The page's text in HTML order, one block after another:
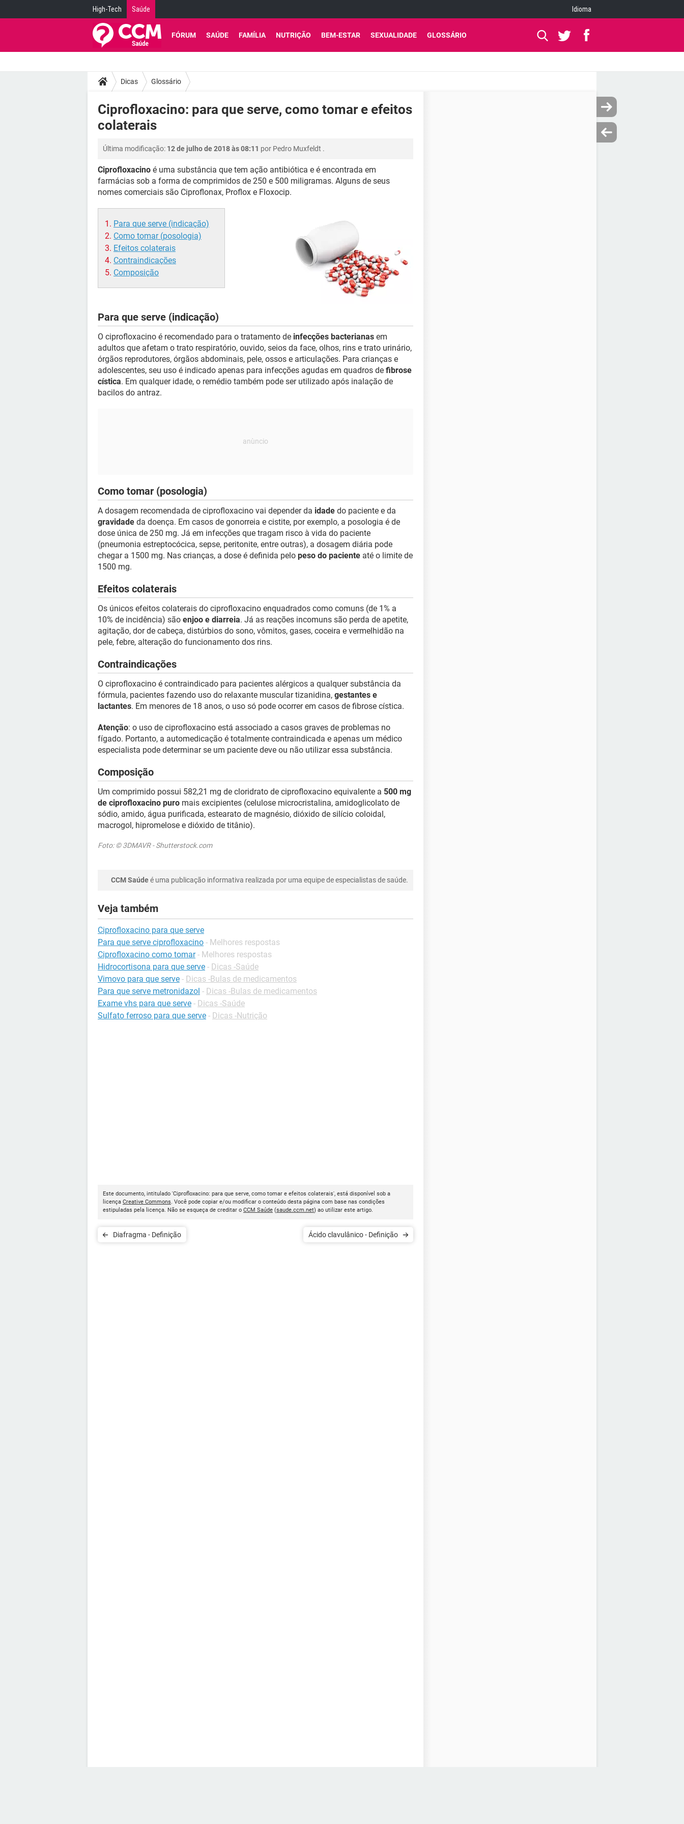
High-Tech Saúde Idioma
FÓRUM SAÚDE FAMÍLIA NUTRIÇÃO BEM-ESTAR SEXUALIDADE GLOSSÁRIO
Dicas Glossário
Ciprofloxacino: para que serve, como tomar e efeitos
colaterais
Última modificação: 12 de julho de 2018 às 08:11 por Pedro Muxfeldt .
Ciprofloxacino é uma substância que tem ação antibiótica e é encontrada em
farmácias sob a forma de comprimidos de 250 e 500 miligramas. Alguns de seus
nomes comerciais são Ciproflonax, Proflox e Floxocip.
Para que serve (indicação)
Como tomar (posologia)
Efeitos colaterais
Contraindicações
Composição
Para que serve (indicação)
O ciprofloxacino é recomendado para o tratamento de infecções bacterianas em
adultos que afetam o trato respiratório, ouvido, seios da face, olhos, rins e trato urinário,
órgãos reprodutores, órgãos abdominais, pele, ossos e articulações. Para crianças e
adolescentes, seu uso é indicado apenas para infecções agudas em quadros de fibrose
cística. Em qualquer idade, o remédio também pode ser utilizado após inalação de
bacilos do antraz.
Como tomar (posologia)
A dosagem recomendada de ciprofloxacino vai depender da idade do paciente e da
gravidade da doença. Em casos de gonorreia e cistite, por exemplo, a posologia é de
dose única de 250 mg. Já em infecções que tragam risco à vida do paciente
(pneumonia estreptocócica, sepse, peritonite, entre outras), a dosagem diária pode
chegar a 1500 mg. Nas crianças, a dose é definida pelo peso do paciente até o limite de
1500 mg.
Efeitos colaterais
Os únicos efeitos colaterais do ciprofloxacino enquadrados como comuns (de 1% a
10% de incidência) são enjoo e diarreia. Já as reações incomuns são perda de apetite,
agitação, dor de cabeça, distúrbios do sono, vômitos, gases, coceira e vermelhidão na
pele, febre, alteração do funcionamento dos rins.
Contraindicações
O ciprofloxacino é contraindicado para pacientes alérgicos a qualquer substância da
fórmula, pacientes fazendo uso do relaxante muscular tizanidina, gestantes e
lactantes. Em menores de 18 anos, o uso só pode ocorrer em casos de fibrose cística.
Atenção: o uso de ciprofloxacino está associado a casos graves de problemas no
fígado. Portanto, a automedicação é totalmente contraindicada e apenas um médico
especialista pode determinar se um paciente deve ou não utilizar essa substância.
Composição
Um comprimido possui 582,21 mg de cloridrato de ciprofloxacino equivalente a 500 mg
de ciprofloxacino puro mais excipientes (celulose microcristalina, amidoglicolato de
sódio, amido, água purificada, estearato de magnésio, dióxido de silício coloidal,
macrogol, hipromelose e dióxido de titânio).
Foto: © 3DMAVR - Shutterstock.com
CCM Saúdeé uma publicação informativa realizada por uma equipe de especialistas de saúde.
Veja também
Ciprofloxacino para que serve
Para que serve ciprofloxacino - Melhores respostas
Ciprofloxacino como tomar - Melhores respostas
Hidrocortisona para que serve - Dicas -Saúde
Vimovo para que serve - Dicas -Bulas de medicamentos
Para que serve metronidazol - Dicas -Bulas de medicamentos
Exame vhs para que serve - Dicas -Saúde
Sulfato ferroso para que serve - Dicas -Nutrição
Este documento, intitulado 'Ciprofloxacino: para que serve, como tomar e efeitos colaterais', está disponível sob a
licença Creative Commons. Você pode copiar e/ou modificar o conteúdo desta página com base nas condições
estipuladas pela licença. Não se esqueça de creditar o CCM Saúde (saude.ccm.net) ao utilizar este artigo.
Diafragma - Definição Ácido clavulânico - Definição